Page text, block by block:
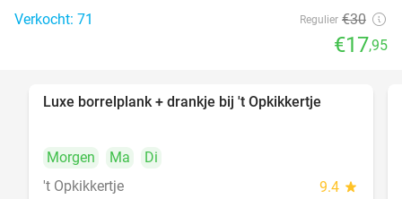
Verkocht: 71 Regulier €30
€17,95
Luxe borrelplank + drankje bij 't Opkikkertje
Morgen Ma
Di
't Opkikkertje
9.4 star